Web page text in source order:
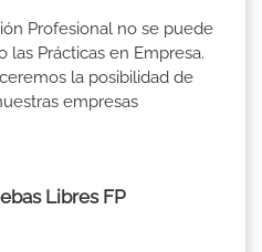
Profesional no se puede
las Prácticas en Empresa.
la posibilidad de
empresas
Libres FP